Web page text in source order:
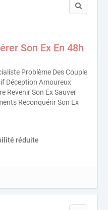
Son Ex En 48h
Problème Des Couple
Déception Amoureux
Revenir Son Ex Sauver
Reconquérir Son Ex
réduite